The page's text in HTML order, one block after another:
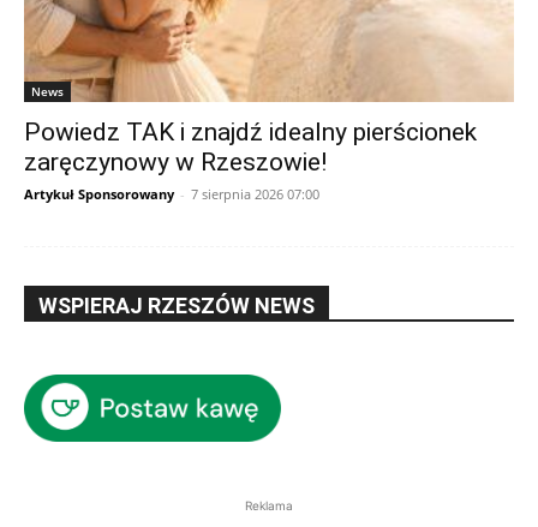
News
Powiedz TAK i znajdź idealny pierścionek
zaręczynowy w Rzeszowie!
Artykuł Sponsorowany - 7 sierpnia 2026 07:00
WSPIERAJ RZESZÓW NEWS
Reklama